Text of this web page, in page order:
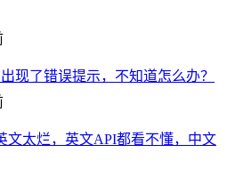
现了错误提示，不知道怎么办？
文太烂，英文API都看不懂，中文